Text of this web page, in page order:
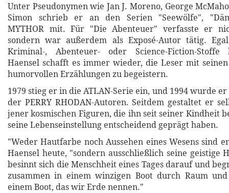
Unter Pseudonymen wie Jan J. Moreno, George
Simon schrieb er an den Serien "Seewölfe",
MYTHOR mit. Für "Die Abenteuer" verfasste er
sondern war außerdem als Exposé-Autor tätig.
Kriminal-, Abenteuer- oder Science-Fiction-
Haensel schafft es immer wieder, die Leser mit
humorvollen Erzählungen zu begeistern.
1979 stieg er in die ATLAN-Serie ein, und 1994 wurde
der PERRY RHODAN-Autoren. Seitdem gestaltet er
jener kosmischen Figuren, die ihn seit seiner Kindheit
seine Lebenseinstellung entscheidend geprägt haben.
"Weder Hautfarbe noch Aussehen eines Wesens sind
Haensel heute, "sondern ausschließlich seine geistige
besinnt sich die Menschheit eines Tages darauf und
zusammen in einem winzigen Boot durch Raum
einem Boot, das wir Erde nennen."